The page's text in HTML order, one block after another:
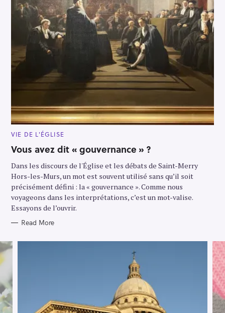
M
I
N
A
T
E
G
O
R
Y
VIE DE L'ÉGLISE
Vous avez dit « gouvernance » ?
Dans les discours de l'Église et les débats de Saint-Merry
Hors-les-Murs, un mot est souvent utilisé sans qu’il soit
précisément défini : la « gouvernance ». Comme nous
voyageons dans les interprétations, c’est un mot-valise.
Essayons de l’ouvrir.
Read More